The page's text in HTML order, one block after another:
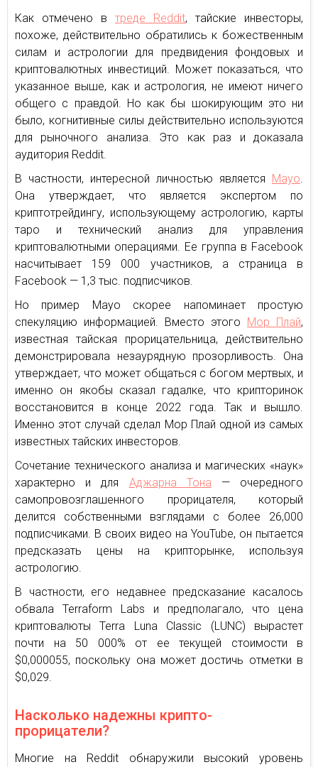
Как отмечено в треде Reddit, тайские инвесторы,
похоже, действительно обратились к божественным
силам и астрологии для предвидения фондовых и
криптовалютных инвестиций. Может показаться, что
указанное выше, как и астрология, не имеют ничего
общего с правдой. Но как бы шокирующим это ни
было, когнитивные силы действительно используются
для рыночного анализа. Это как раз и доказала
аудитория Reddit.
В частности, интересной личностью является Mayo.
Она утверждает, что является экспертом по
криптотрейдингу, использующему астрологию, карты
таро и технический анализ для управления
криптовалютными операциями. Ее группа в Facebook
насчитывает 159 000 участников, а страница в
Facebook — 1,3 тыс. подписчиков.
Но пример Mayo скорее напоминает простую
спекуляцию информацией. Вместо этого Мор Плай,
известная тайская прорицательница, действительно
демонстрировала незаурядную прозорливость. Она
утверждает, что может общаться с богом мертвых, и
именно он якобы сказал гадалке, что крипторинок
восстановится в конце 2022 года. Так и вышло.
Именно этот случай сделал Мор Плай одной из самых
известных тайских инвесторов.
Сочетание технического анализа и магических «наук»
характерно и для Аджарна Тона — очередного
самопровозглашенного прорицателя, который
делится собственными взглядами с более 26,000
подписчиками. В своих видео на YouTube, он пытается
предсказать цены на крипторынке, используя
астрологию.
В частности, его недавнее предсказание касалось
обвала Terraform Labs и предполагало, что цена
криптовалюты Terra Luna Classic (LUNC) вырастет
почти на 50 000% от ее текущей стоимости в
$0,000055, поскольку она может достичь отметки в
$0,029.
Насколько надежны крипто-
прорицатели?
Многие на Reddit обнаружили высокий уровень